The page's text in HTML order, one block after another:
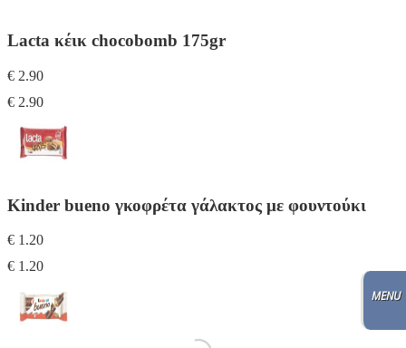
Lacta κέικ chocobomb 175gr
€ 2.90
€ 2.90
Kinder bueno γκοφρέτα γάλακτος με φουντούκι
€ 1.20
€ 1.20